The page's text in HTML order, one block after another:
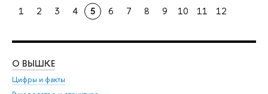
1 2 3 4 5 6 7 8 9 10 11 12
О ВЫШКЕ
Цифры и факты